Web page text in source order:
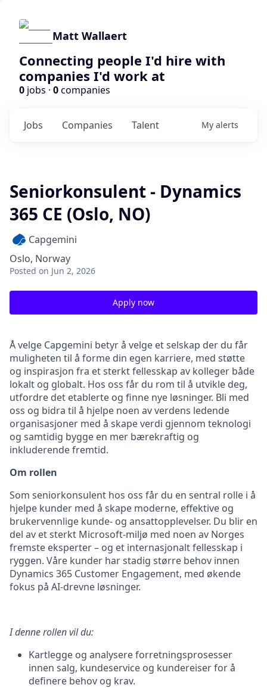
Matt Wallaert
Connecting people I'd hire with
companies I'd work at
0 jobs · 0companies
Jobs Companies Talent My alerts
Seniorkonsulent - Dynamics
365 CE (Oslo, NO)
Capgemini
Oslo, Norway
Posted on Jun 2, 2026
Apply now
Å velge Capgemini betyr å velge et selskap der du får
muligheten til å forme din egen karriere, med støtte
og inspirasjon fra et sterkt fellesskap av kolleger både
lokalt og globalt. Hos oss får du rom til å utvikle deg,
utfordre det etablerte og finne nye løsninger. Bli med
oss og bidra til å hjelpe noen av verdens ledende
organisasjoner med å skape verdi gjennom teknologi
og samtidig bygge en mer bærekraftig og
inkluderende fremtid.
Om rollen
Som seniorkonsulent hos oss får du en sentral rolle i å
hjelpe kunder med å skape moderne, effektive og
brukervennlige kunde- og ansattopplevelser. Du blir en
del av et sterkt Microsoft-miljø med noen av Norges
fremste eksperter – og et internasjonalt fellesskap i
ryggen. Våre kunder har stadig større behov innen
Dynamics 365 Customer Engagement, med økende
fokus på AI-drevne løsninger.
I denne rollen vil du:
Kartlegge og analysere forretningsprosesser
innen salg, kundeservice og kundereiser for å
definere behov og krav.